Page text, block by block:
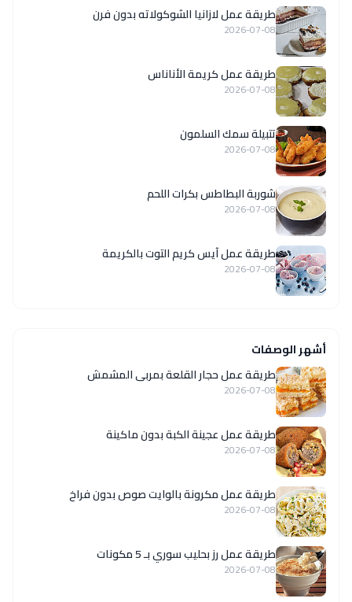
طريقة عمل لازانيا الشوكولاته بدون فرن
2026-07-08
طريقة عمل كريمة الأناناس
2026-07-08
تتبيلة سمك السلمون
2026-07-08
شوربة البطاطس بكرات اللحم
2026-07-08
طريقة عمل آيس كريم التوت بالكريمة
2026-07-08
أشهر الوصفات
طريقة عمل حجار القلعة بمربى المشمش
2026-07-08
طريقة عمل عجينة الكبة بدون ماكينة
2026-07-08
طريقة عمل مكرونة بالوايت صوص بدون فراخ
2026-07-08
طريقة عمل رز بحليب سوري بـ 5 مكونات
2026-07-08